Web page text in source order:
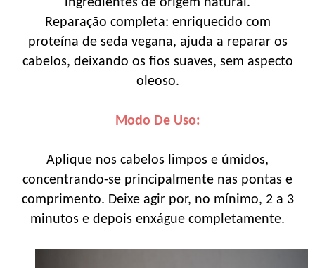
ingredientes de origem natural.
Reparação completa: enriquecido com
proteína de seda vegana, ajuda a reparar os
cabelos, deixando os fios suaves, sem aspecto
oleoso.
Modo De Uso:
Aplique nos cabelos limpos e úmidos,
concentrando-se principalmente nas pontas e
comprimento. Deixe agir por, no mínimo, 2 a 3
minutos e depois enxágue completamente.